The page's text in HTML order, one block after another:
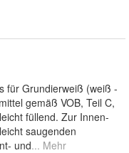
für Grundierweiß (weiß -
gemäß VOB, Teil C,
füllend. Zur Innen-
saugenden
und... Mehr